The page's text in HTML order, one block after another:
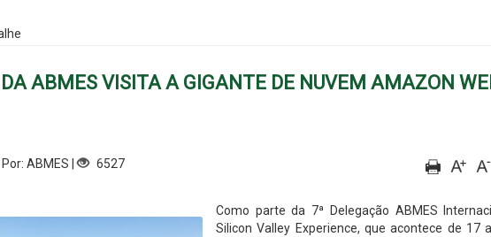
DA ABMES VISITA A GIGANTE DE NUVEM AMAZON
Por: ABMES | 6527
Como parte da 7ª Delegação ABMES
Silicon Valley Experience, que acontece de 17